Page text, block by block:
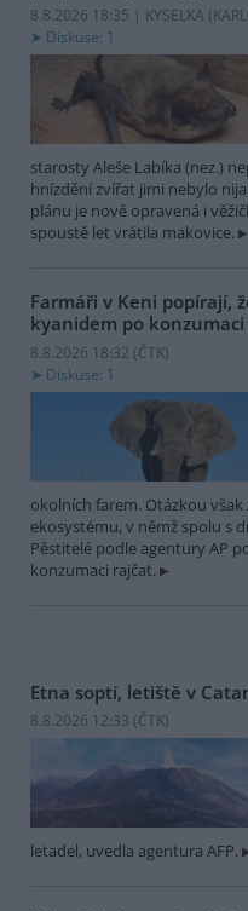
8.8.2026 18:35 | KYSELKA
Diskuse: 1
starosty Aleše Labíka (nez.)
hnízdění zvířat jimi nebylo
plánu je nově opravená i
spoustě let vrátila makovice.
Farmáři v Keni popírají,
kyanidem po
8.8.2026 18:32 (ČTK)
Diskuse: 1
okolních farem. Otázkou
ekosystému, v němž spolu s
Pěstitelé podle agentury AP
konzumaci rajčat.
Etna soptí, letiště v
8.8.2026 12:33 (ČTK)
letadel, uvedla agentura AFP.